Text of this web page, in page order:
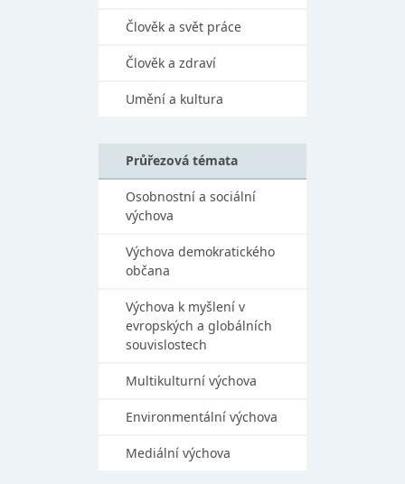
Člověk a svět práce
Člověk a zdraví
Umění a kultura
Průřezová témata
Osobnostní a sociální
výchova
Výchova demokratického
občana
Výchova k myšlení v
evropských a globálních
souvislostech
Multikulturní výchova
Environmentální výchova
Mediální výchova